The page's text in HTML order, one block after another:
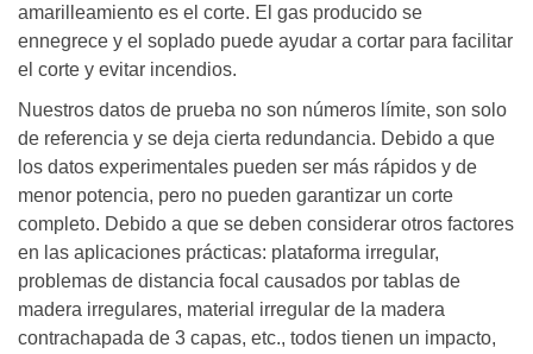
amarilleamiento es el corte. El gas producido se
ennegrece y el soplado puede ayudar a cortar para facilitar
el corte y evitar incendios.
Nuestros datos de prueba no son números límite, son solo
de referencia y se deja cierta redundancia. Debido a que
los datos experimentales pueden ser más rápidos y de
menor potencia, pero no pueden garantizar un corte
completo. Debido a que se deben considerar otros factores
en las aplicaciones prácticas: plataforma irregular,
problemas de distancia focal causados ​​por tablas de
madera irregulares, material irregular de la madera
contrachapada de 3 capas, etc., todos tienen un impacto,